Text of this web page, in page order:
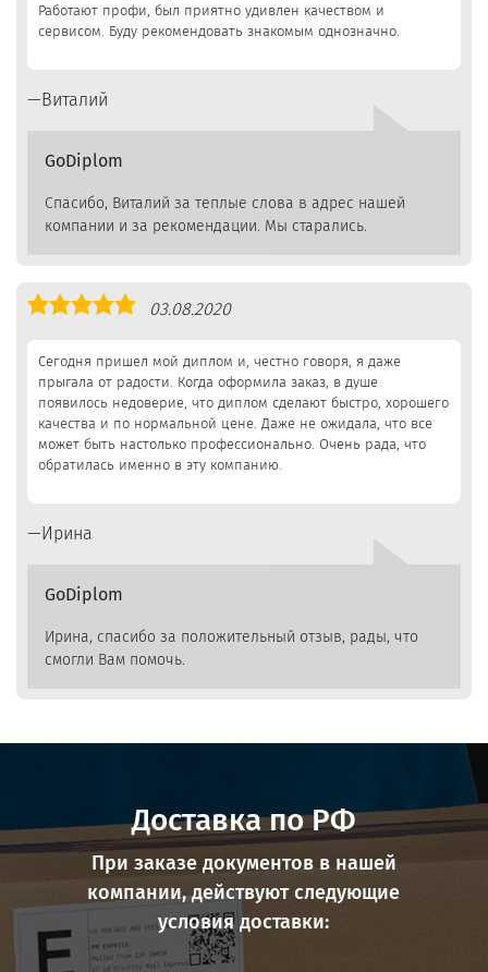
Работают профи, был приятно удивлен качеством и
сервисом. Буду рекомендовать знакомым однозначно.
Виталий
GoDiplom
Спасибо, Виталий за теплые слова в адрес нашей
компании и за рекомендации. Мы старались.
Оценка
03.08.2020
Сегодня пришел мой диплом и, честно говоря, я даже
прыгала от радости. Когда оформила заказ, в душе
появилось недоверие, что диплом сделают быстро, хорошего
качества и по нормальной цене. Даже не ожидала, что все
может быть настолько профессионально. Очень рада, что
обратилась именно в эту компанию.
Ирина
GoDiplom
Ирина, спасибо за положительный отзыв, рады, что
смогли Вам помочь.
Доставка по РФ
При заказе документов в нашей
компании, действуют следующие
условия доставки: